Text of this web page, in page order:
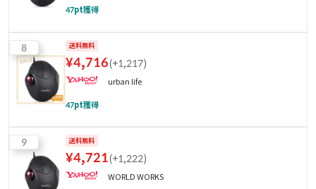
47pt獲得
8 送料無料
¥4,716(+1,217)
urban life
47pt獲得
9 送料無料
¥4,721(+1,222)
WORLD WORKS